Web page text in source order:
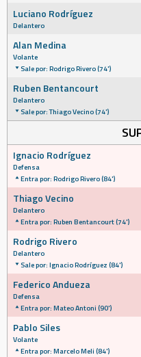
Luciano Rodríguez
Delantero
Alan Medina
Volante
Sale por: Rodrigo Rivero (74')
Ruben Bentancourt
Delantero
Sale por: Thiago Vecino (74')
Ignacio Rodríguez
Defensa
Entra por: Rodrigo Rivero (84')
Thiago Vecino
Delantero
Entra por: Ruben Bentancourt (74')
Rodrigo Rivero
Delantero
Sale por: Ignacio Rodríguez (84')
Federico Andueza
Defensa
Entra por: Mateo Antoni (90')
Pablo Siles
Volante
Entra por: Marcelo Meli (84')